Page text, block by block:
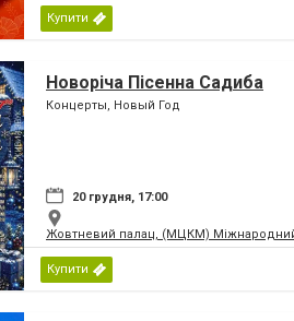
Купити
Новоріча Пісенна Садиба
Концерты, Новый Год
20 грудня, 17:00
Жовтневий палац, (МЦКМ) Міжнародний
Купити